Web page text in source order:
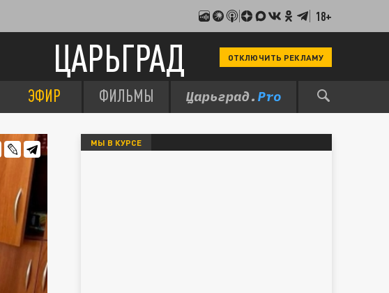
18+
ЦАРЬГРАД ОТКЛЮЧИТЬ РЕКЛАМУ
ЭФИР ФИЛЬМЫ
МЫ В КУРСЕ